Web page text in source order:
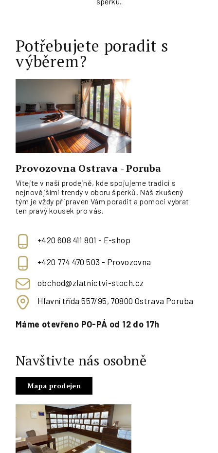
Potřebujete poradit s
výběrem?
Provozovna Ostrava - Poruba
Vítejte v naší prodejně, kde spojujeme tradici s
nejnovějšími trendy v oboru šperků. Náš zkušený
tým je vždy připraven Vám poradit a pomoci vybrat
ten pravý kousek pro vás.
+420 608 411 801 - E-shop
+420 774 470 503 - Provozovna
obchod@zlatnictvi-stoch.cz
Hlavní třída 557/95, 70800 Ostrava Poruba
Máme otevřeno PO-PÁ od 12 do 17h
Navštivte nás osobně
Mapa prodejen